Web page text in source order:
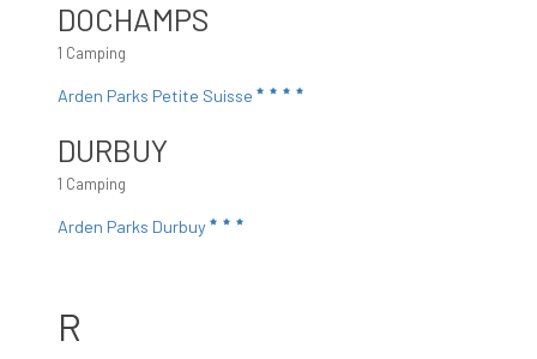
DOCHAMPS
1 Camping
Arden Parks Petite Suisse
DURBUY
1 Camping
Arden Parks Durbuy
R